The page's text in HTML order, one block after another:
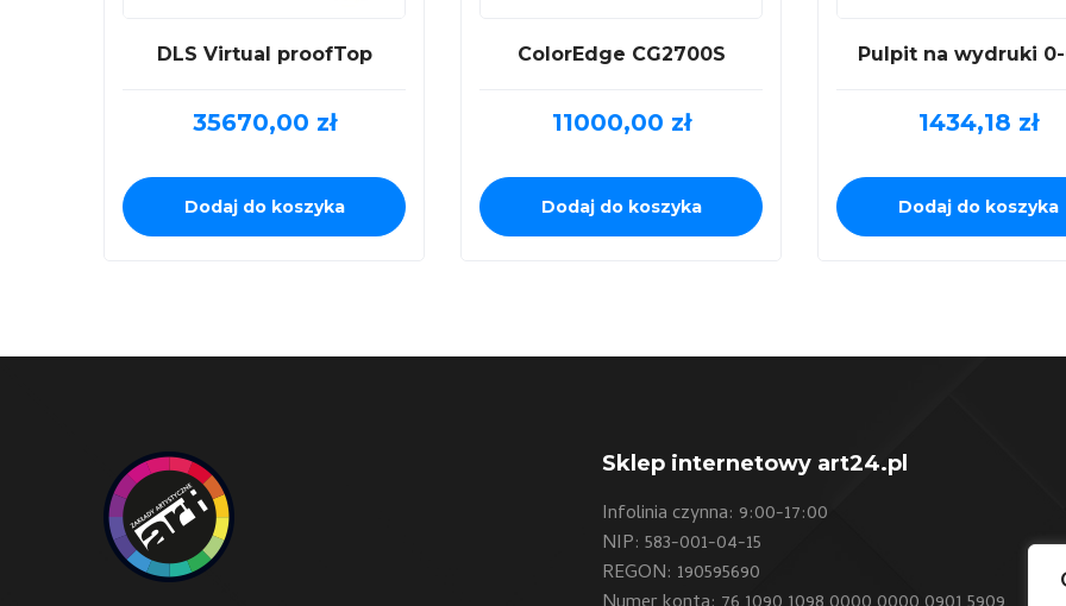
DLS Virtual proofTop
35670,00 zł
Dodaj do koszyka
ColorEdge CG2700S
11000,00 zł
Dodaj do koszyka
Pulpit na wydruki 0-
1434,18 zł
Dodaj do koszyka
Sklep internetowy art24.pl
Infolinia czynna: 9:00-17:00
NIP: 583-001-04-15
REGON: 190595690